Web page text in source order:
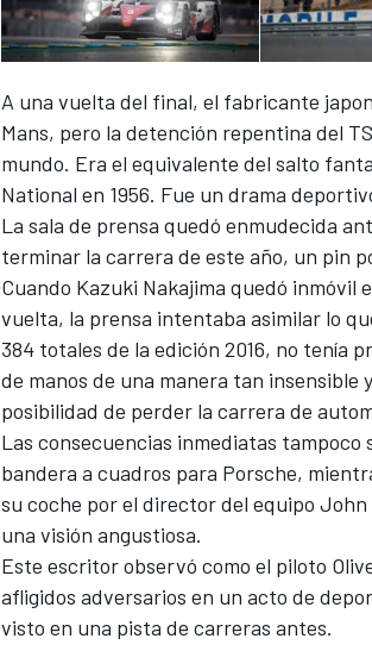
A una vuelta del final, el fabricante
Mans, pero la detención repentina del
mundo. Era el equivalente del salto
National en 1956. Fue un drama
La sala de prensa quedó enmudecida
terminar la carrera de este año, un pin
Cuando Kazuki Nakajima quedó inmóvil
vuelta, la prensa intentaba asimilar lo
384 totales de la edición 2016, no tenía
de manos de una manera tan insensible
posibilidad de perder la carrera de
Las consecuencias inmediatas tampoco
bandera a cuadros para Porsche,
su coche por el director del equipo
una visión angustiosa.
Este escritor observó como el piloto
afligidos adversarios en un acto de
visto en una pista de carreras antes.